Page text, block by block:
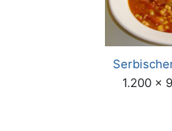
1.200 ×